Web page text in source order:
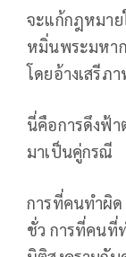
จะแก้กฎหมา
หมิ่นพระมหา
โดยอ้างเสรีภ
นี่คือการดึงฟ้า
มาเป็นคู่กรณี
การที่คนทำผิด
ชั่ว การที่คนที่